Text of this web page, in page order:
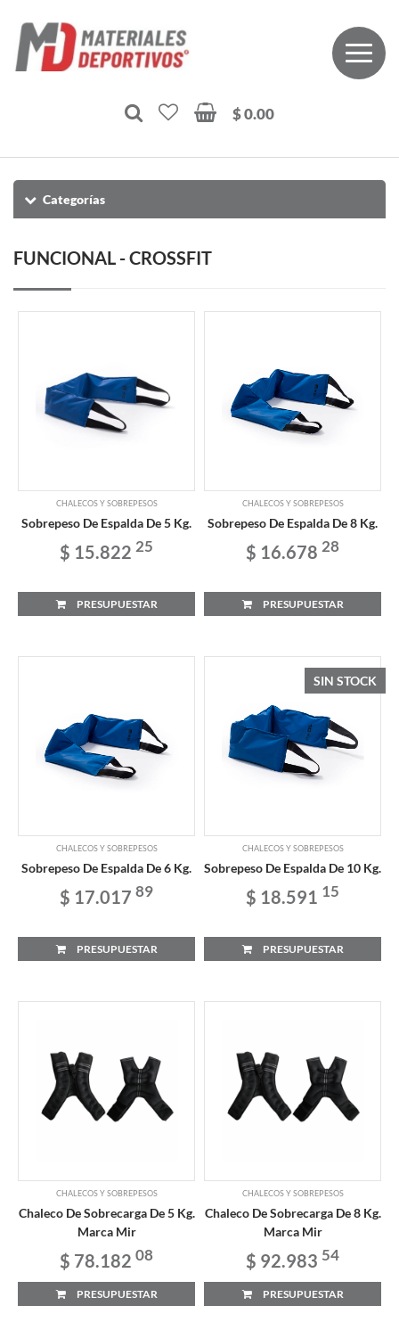
$ 0.00
Categorías
FUNCIONAL - CROSSFIT
CHALECOS Y SOBREPESOS
Sobrepeso De Espalda De 5 Kg.
$ 15.822 25
PRESUPUESTAR
CHALECOS Y SOBREPESOS
Sobrepeso De Espalda De 8 Kg.
$ 16.678 28
PRESUPUESTAR
CHALECOS Y SOBREPESOS
Sobrepeso De Espalda De 6 Kg.
$ 17.017 89
PRESUPUESTAR
SIN STOCK
CHALECOS Y SOBREPESOS
Sobrepeso De Espalda De 10 Kg.
$ 18.591 15
PRESUPUESTAR
CHALECOS Y SOBREPESOS
Chaleco De Sobrecarga De 5 Kg.
Marca Mir
$ 78.182 08
PRESUPUESTAR
CHALECOS Y SOBREPESOS
Chaleco De Sobrecarga De 8 Kg.
Marca Mir
$ 92.983 54
PRESUPUESTAR